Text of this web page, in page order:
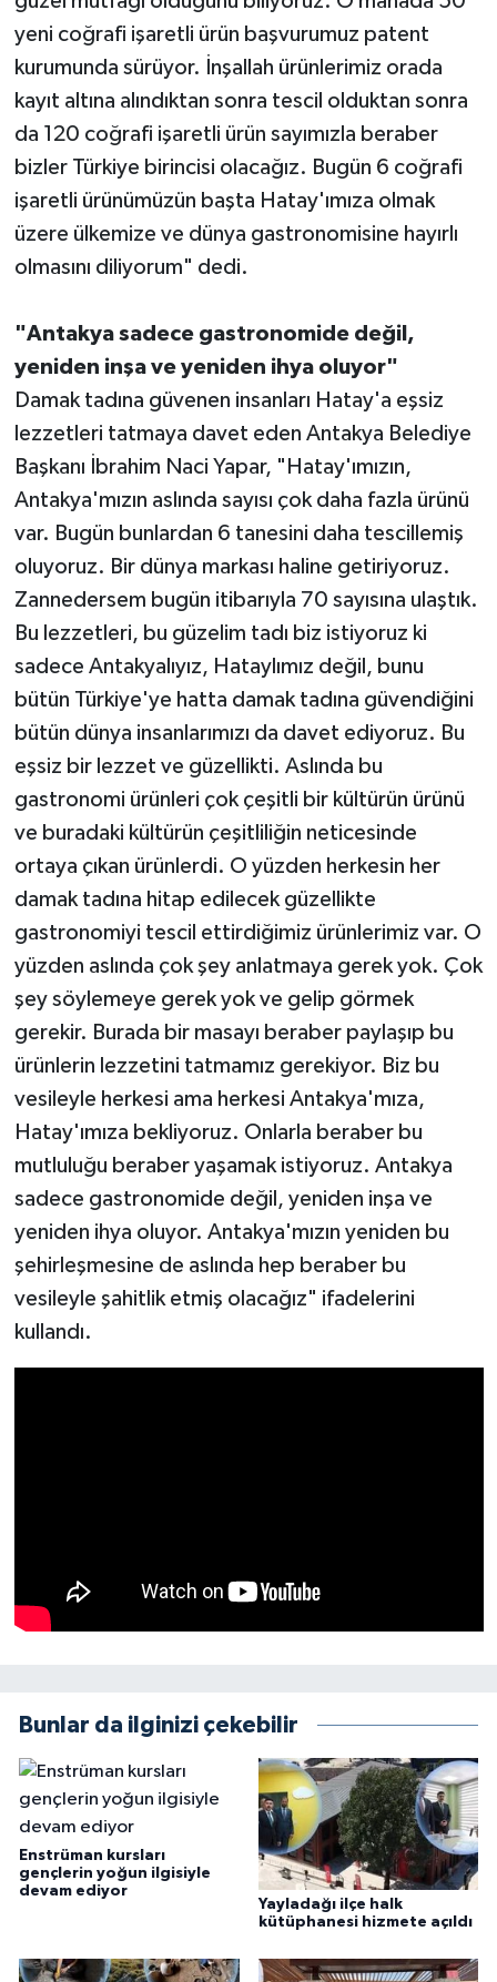
yeni coğrafi işaretli ürün başvurumuz patent
kurumunda sürüyor. İnşallah ürünlerimiz orada
kayıt altına alındıktan sonra tescil olduktan sonra
da 120 coğrafi işaretli ürün sayımızla beraber
bizler Türkiye birincisi olacağız. Bugün 6 coğrafi
işaretli ürünümüzün başta Hatay'ımıza olmak
üzere ülkemize ve dünya gastronomisine hayırlı
olmasını diliyorum" dedi.
"Antakya sadece gastronomide değil,
yeniden inşa ve yeniden ihya oluyor"
Damak tadına güvenen insanları Hatay'a eşsiz
lezzetleri tatmaya davet eden Antakya Belediye
Başkanı İbrahim Naci Yapar, "Hatay'ımızın,
Antakya'mızın aslında sayısı çok daha fazla ürünü
var. Bugün bunlardan 6 tanesini daha tescillemiş
oluyoruz. Bir dünya markası haline getiriyoruz.
Zannedersem bugün itibarıyla 70 sayısına ulaştık.
Bu lezzetleri, bu güzelim tadı biz istiyoruz ki
sadece Antakyalıyız, Hataylımız değil, bunu
bütün Türkiye'ye hatta damak tadına güvendiğini
bütün dünya insanlarımızı da davet ediyoruz. Bu
eşsiz bir lezzet ve güzellikti. Aslında bu
gastronomi ürünleri çok çeşitli bir kültürün ürünü
ve buradaki kültürün çeşitliliğin neticesinde
ortaya çıkan ürünlerdi. O yüzden herkesin her
damak tadına hitap edilecek güzellikte
gastronomiyi tescil ettirdiğimiz ürünlerimiz var. O
yüzden aslında çok şey anlatmaya gerek yok. Çok
şey söylemeye gerek yok ve gelip görmek
gerekir. Burada bir masayı beraber paylaşıp bu
ürünlerin lezzetini tatmamız gerekiyor. Biz bu
vesileyle herkesi ama herkesi Antakya'mıza,
Hatay'ımıza bekliyoruz. Onlarla beraber bu
mutluluğu beraber yaşamak istiyoruz. Antakya
sadece gastronomide değil, yeniden inşa ve
yeniden ihya oluyor. Antakya'mızın yeniden bu
şehirleşmesine de aslında hep beraber bu
vesileyle şahitlik etmiş olacağız" ifadelerini
kullandı.
Bunlar da ilginizi çekebilir
Enstrüman kursları
gençlerin yoğun ilgisiyle
devam ediyor
Yayladağı ilçe halk
kütüphanesi hizmete açıldı